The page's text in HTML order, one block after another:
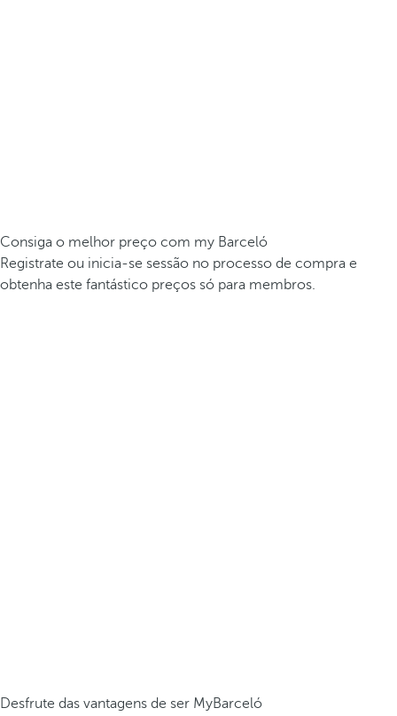
Consiga o melhor preço com my Barceló
Registrate ou inicia-se sessão no processo de compra e
obtenha este fantástico preços só para membros.
Desfrute das vantagens de ser MyBarceló